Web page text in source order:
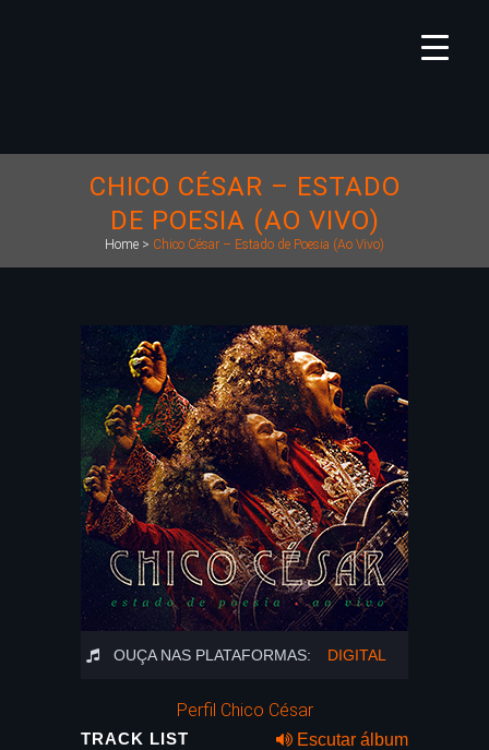
CHICO CÉSAR – ESTADO
DE POESIA (AO VIVO)
Home > Chico César – Estado de Poesia (Ao Vivo)
OUÇA NAS PLATAFORMAS: DIGITAL
Perfil Chico César
TRACK LIST Escutar álbum